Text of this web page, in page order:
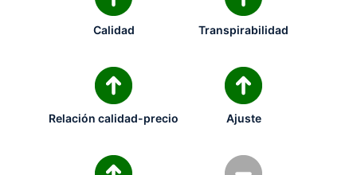
Calidad Transpirabilidad
Relación calidad-precio Ajuste